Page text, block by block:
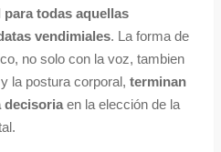
todas aquellas
vendimiales. La forma de
no solo con la voz, tambien
la postura corporal, terminan
decisoriaen la elección de la